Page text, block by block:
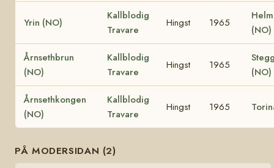
Yrin (NO)
Kallblodig
Travare
Hingst 1965
(NO)
Årnsethbrun
(NO)
Kallblodig
Travare
Hingst 1965
(NO)
Årnsethkongen
(NO)
Kallblodig
Travare
Hingst 1965
PÅ MODERSIDAN (2)